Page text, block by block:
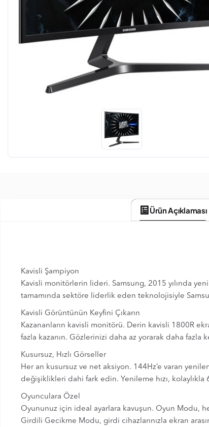
Ürün Açıklaması
Kavisli Şampiyon
Kavisli monitörlerin lideri. Samsung, 2015 yılında
tamamında sektöre liderlik eden teknolojisiyle
Kavisli Görüntünün Keyfini Çıkarın
Kazananların kavisli monitörü. Derin kavisli 1800R
fazla kazanın. Gözlerinizi daha az yorarak daha fazla
Kusursuz, Hızlı Görseller
Her an kusursuz ve net aksiyon. 144Hz’e varan
değişiklikleri dahi fark edin. Yenileme hızı,
Oyunculara Özel
Oyununuz için ideal ayarlara kavuşun. Oyun Modu,
Girdili Gecikme Modu, girdi cihazlarınızla ekran